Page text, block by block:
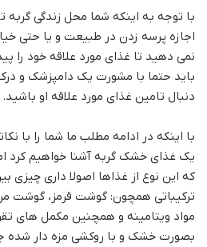
با توجه به اینکه شما محل زندگی گربه
اجازه پرسه زدن در طبیعت و یا حتی
نمی دهید تا غذای مورد علاقه خود را
باید حتما با مشورت یک دامپزشک و
دنبال تامین غذای مورد علاقه او باشید.
با اینکه در ادامه مطلب ما شما را با
یک غذای خشک گربه آشنا خواهیم کرد
ترکیباتی همچون: گوشت قرمز، گوشت
مواد ویتامینه و همچنین مکمل های
بصورت خشک و با روکشی مزه دار شده